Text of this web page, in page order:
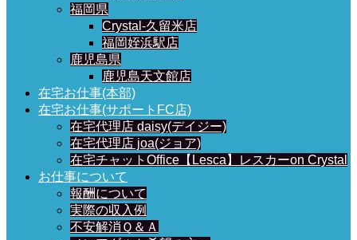
福岡県
Crystal-久留米店
福岡姪浜駅店
鹿児島県
鹿児島天文館店
在宅お仕事(本部)
在宅お仕事(サポートFC店)
在宅代理店 daisy(デイジー)
在宅代理店 joa(ジョア)
在宅チャットOffice【Lesca】レスカーon Crystal
お仕事について
報酬について
実際の収入例
不安解消Ｑ＆Ａ